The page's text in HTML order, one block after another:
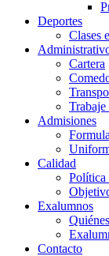
Deportes
Clases
Cartera
Admisiones
Calidad
Política
Exalumnos
Contacto